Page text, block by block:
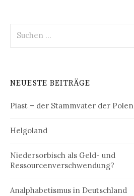
nach:
NEUESTE BEITRÄGE
Piast – der Stammvater der Polen
Helgoland
Niedersorbisch als Geld- und
Ressourcenverschwendung?
Analphabetismus in Deutschland